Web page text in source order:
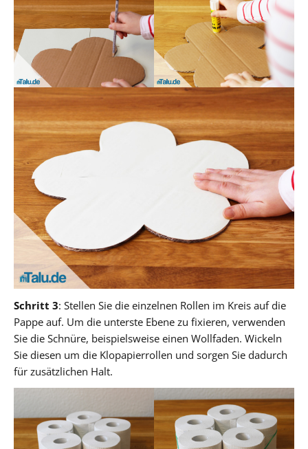
Schritt 3: Stellen Sie die einzelnen Rollen im Kreis auf die
Pappe auf. Um die unterste Ebene zu fixieren, verwenden
Sie die Schnüre, beispielsweise einen Wollfaden. Wickeln
Sie diesen um die Klopapierrollen und sorgen Sie dadurch
für zusätzlichen Halt.